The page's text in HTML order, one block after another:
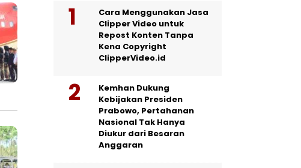
Cara Menggunakan Jasa
Clipper Video untuk
Repost Konten Tanpa
Kena Copyright
ClipperVideo.id
Kemhan Dukung
Kebijakan Presiden
Prabowo, Pertahanan
Nasional Tak Hanya
Diukur dari Besaran
Anggaran